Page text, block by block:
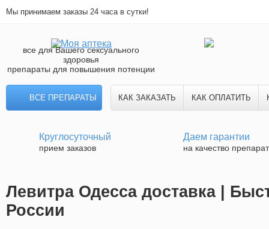
Мы принимаем заказы 24 часа в сутки!
все для Вашего сексуального
здоровья
препараты для повышения потенции
ВСЕ ПРЕПАРАТЫ КАК ЗАКАЗАТЬ КАК ОПЛАТИТЬ
Круглосуточный
прием заказов
Даем гарантии
на качество
Левитра Одесса доставка |
России